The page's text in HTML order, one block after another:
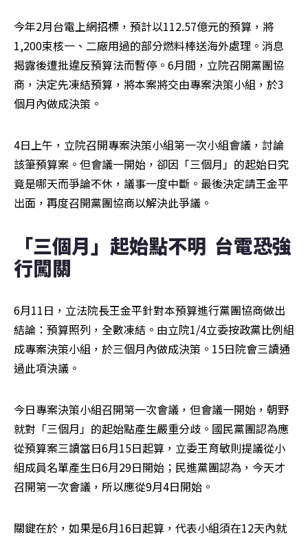
今年2月台電上網招標，預計以112.57億元的預算，將
1,200束核一、二廠用過的部分燃料棒送海外處理。消息
揭露後遭批違反預算法而暫停。6月間，立院召開黨團協
商，決定先凍結預算，將本案將交由專案決策小組，於3
個月內做成決策。
4日上午，立院召開專案決策小組第一次小組會議，討論
該筆預算案。但會議一開始，卻因「三個月」的起始日究
竟是哪天而爭論不休，議事一度中斷。最後決定請王金平
出面，再度召開黨團協商以解決此爭議。
「三個月」起始點不明  台電恐強
行闖關
6月11日，立法院長王金平針對本預算進行黨團協商做出
結論：預算照列，全數凍結。由立院1/4立委按政黨比例組
成專案決策小組，於三個月內做成決策。15日院會三讀通
過此項決議。
今日專案決策小組召開第一次會議，但會議一開始，朝野
就對「三個月」的起始點產生嚴重分歧。國民黨團認為應
從預算案三讀當日6月15日起算，立委王育敏則提議從小
組成員名單產生日6月29日開始；民進黨團認為，今天才
召開第一次會議，所以應從9月4日開始。
關鍵在於，如果是6月16日起算，代表小組須在12天內就